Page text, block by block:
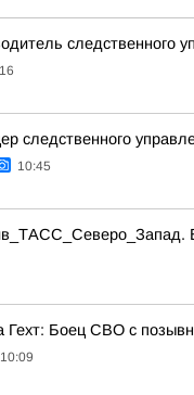
следственного
следственного
10:45
Гехт: Боец СВО с
10:09